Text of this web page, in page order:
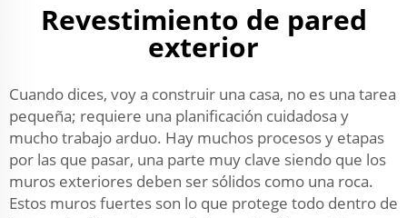
Revestimiento de pared
exterior
Cuando dices, voy a construir una casa, no es una tarea
pequeña; requiere una planificación cuidadosa y
mucho trabajo arduo. Hay muchos procesos y etapas
por las que pasar, una parte muy clave siendo que los
muros exteriores deben ser sólidos como una roca.
Estos muros fuertes son lo que protege todo dentro de